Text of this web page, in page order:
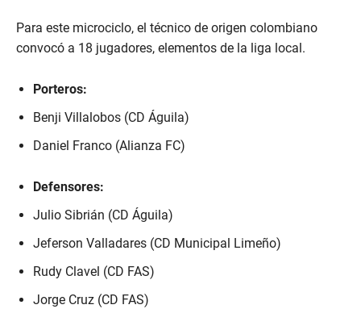
Para este microciclo, el técnico de origen colombiano
convocó a 18 jugadores, elementos de la liga local.
Porteros:
Benji Villalobos (CD Águila)
Daniel Franco (Alianza FC)
Defensores:
Julio Sibrián (CD Águila)
Jeferson Valladares (CD Municipal Limeño)
Rudy Clavel (CD FAS)
Jorge Cruz (CD FAS)